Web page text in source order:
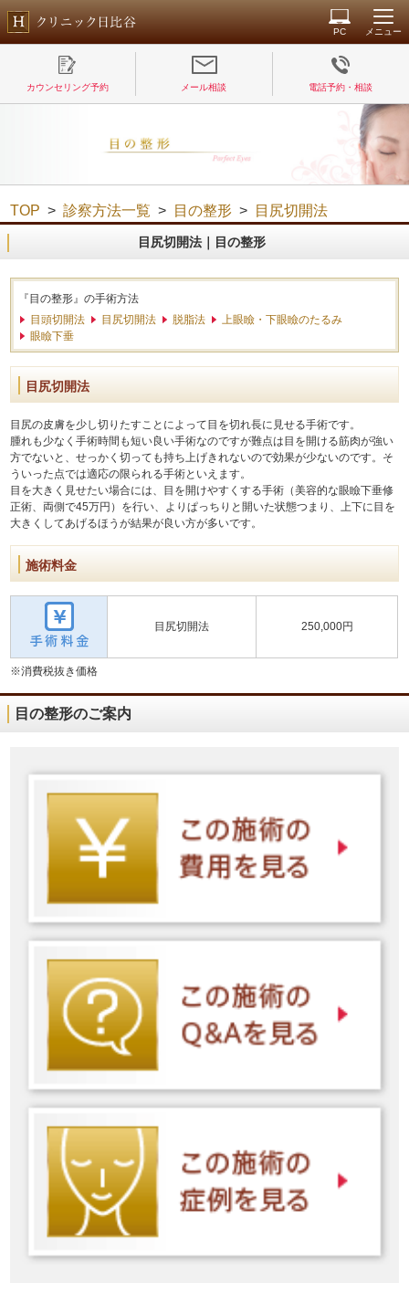
PC メニュー
カウンセリング予約 メール相談 電話予約・相談
TOP >診察方法一覧 > 目の整形 > 目尻切開法
目尻切開法｜目の整形
『目の整形』の手術方法
目頭切開法
目尻切開法 脱脂法
上眼瞼・下眼瞼のたるみ
眼瞼下垂
目尻切開法
目尻の皮膚を少し切りたすことによって目を切れ長に見せる手術です。
腫れも少なく手術時間も短い良い手術なのですが難点は目を開ける筋肉が強い
方でないと、せっかく切っても持ち上げきれないので効果が少ないのです。そ
ういった点では適応の限られる手術といえます。
目を大きく見せたい場合には、目を開けやすくする手術（美容的な眼瞼下垂修
正術、両側で45万円）を行い、よりぱっちりと開いた状態つまり、上下に目を
大きくしてあげるほうが結果が良い方が多いです。
施術料金
目尻切開法 250,000円
※消費税抜き価格
目の整形のご案内